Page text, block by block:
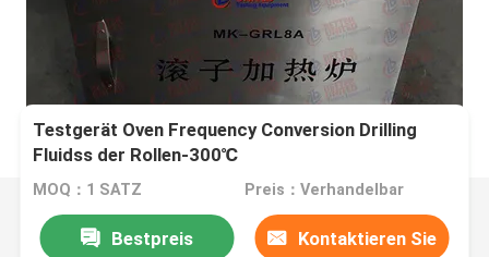
Testgerät Oven Frequency Conversion Drilling
Fluidss der Rollen-300℃
MOQ：1 SATZ Preis：Verhandelbar
Bestpreis Kontaktieren Sie